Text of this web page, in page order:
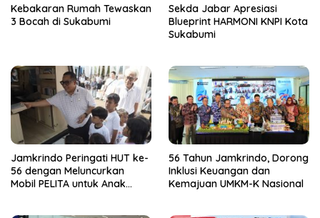
Kebakaran Rumah Tewaskan
3 Bocah di Sukabumi
Sekda Jabar Apresiasi
Blueprint HARMONI KNPI Kota
Sukabumi
Jamkrindo Peringati HUT ke-
56 dengan Meluncurkan
Mobil PELITA untuk Anak
56 Tahun Jamkrindo, Dorong
Inklusi Keuangan dan
Kemajuan UMKM-K Nasional